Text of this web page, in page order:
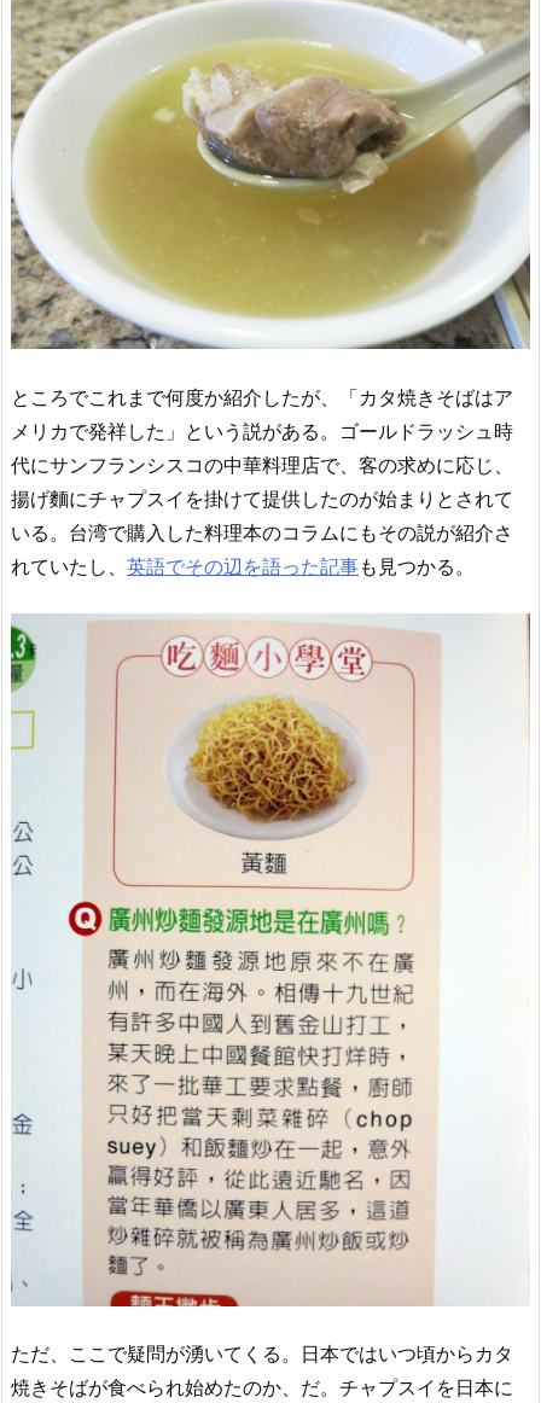
ところでこれまで何度か紹介したが、「カタ焼きそばはア
メリカで発祥した」という説がある。ゴールドラッシュ時
代にサンフランシスコの中華料理店で、客の求めに応じ、
揚げ麵にチャプスイを掛けて提供したのが始まりとされて
いる。台湾で購入した料理本のコラムにもその説が紹介さ
れていたし、 英語でその辺を語った記事も見つかる。
ただ、ここで疑問が湧いてくる。日本ではいつ頃からカタ
焼きそばが食べられ始めたのか、だ。チャプスイを日本に